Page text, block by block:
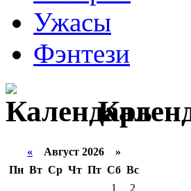
Ужасы
Фэнтези
« Август 2026 »
Пн Вт Ср Чт Пт Сб Вс
1
2